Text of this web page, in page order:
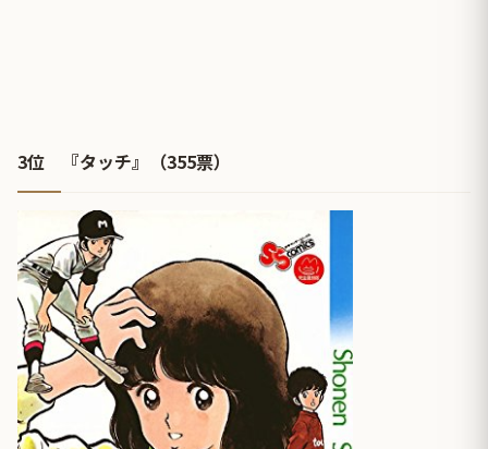
3位 『タッチ』（355票）